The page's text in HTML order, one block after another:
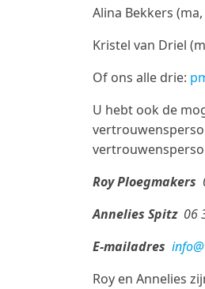
Alina Bekkers
Kristel van Driel
Of ons alle drie:
U hebt ook de
Roy Ploegmakers
Annelies Spitz 06
E-mailadres
Roy en Annelies